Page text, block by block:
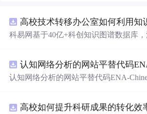
科易网基于40亿+科创知识图谱数据库
新领域的AI+数智化解决方案，推动科
智能化发展。
认知网络分析的网站平替代码ENA-
高校如何提升科研成果的转化效